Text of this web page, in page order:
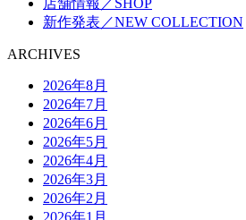
新作発表／NEW COLLECTION
ARCHIVES
2026年8月
2026年7月
2026年6月
2026年5月
2026年4月
2026年3月
2026年2月
2026年1月